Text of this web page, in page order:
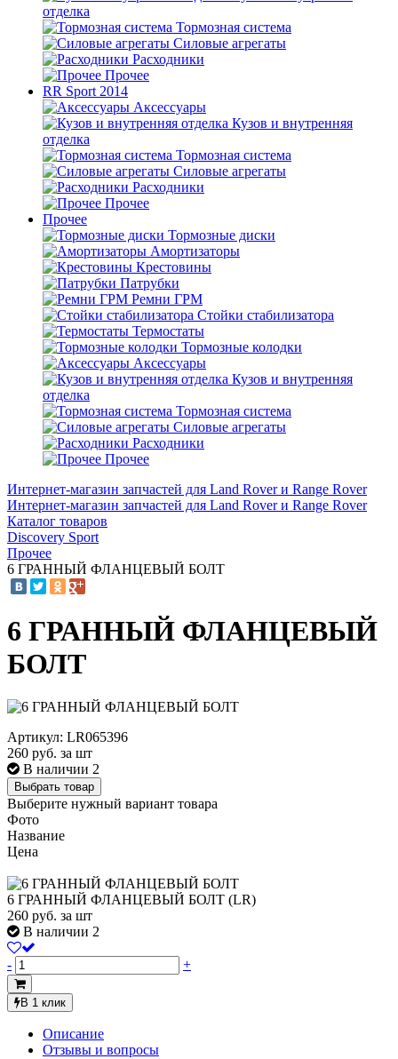
отделка
Тормозная система
Силовые агрегаты
Расходники
Прочее
RR Sport 2014
Аксессуары
Кузов и внутренняя
отделка
Тормозная система
Силовые агрегаты
Расходники
Прочее
Прочее
Тормозные диски
Амортизаторы
Крестовины
Патрубки
Ремни ГРМ
Стойки стабилизатора
Термостаты
Тормозные колодки
Аксессуары
Кузов и внутренняя
отделка
Тормозная система
Силовые агрегаты
Расходники
Прочее
Интернет-магазин запчастей для Land Rover и Range Rover
Интернет-магазин запчастей для Land Rover и Range Rover
Каталог товаров
Discovery Sport
Прочее
6 ГРАННЫЙ ФЛАНЦЕВЫЙ БОЛТ
6 ГРАННЫЙ ФЛАНЦЕВЫЙ
БОЛТ
Артикул: LR065396
260 руб. за шт
В наличии 2
Выбрать товар
Выберите нужный вариант товара
Фото
Название
Цена
6 ГРАННЫЙ ФЛАНЦЕВЫЙ БОЛТ (LR)
260 руб. за шт
В наличии 2
- +
В 1 клик
Описание
Отзывы и вопросы